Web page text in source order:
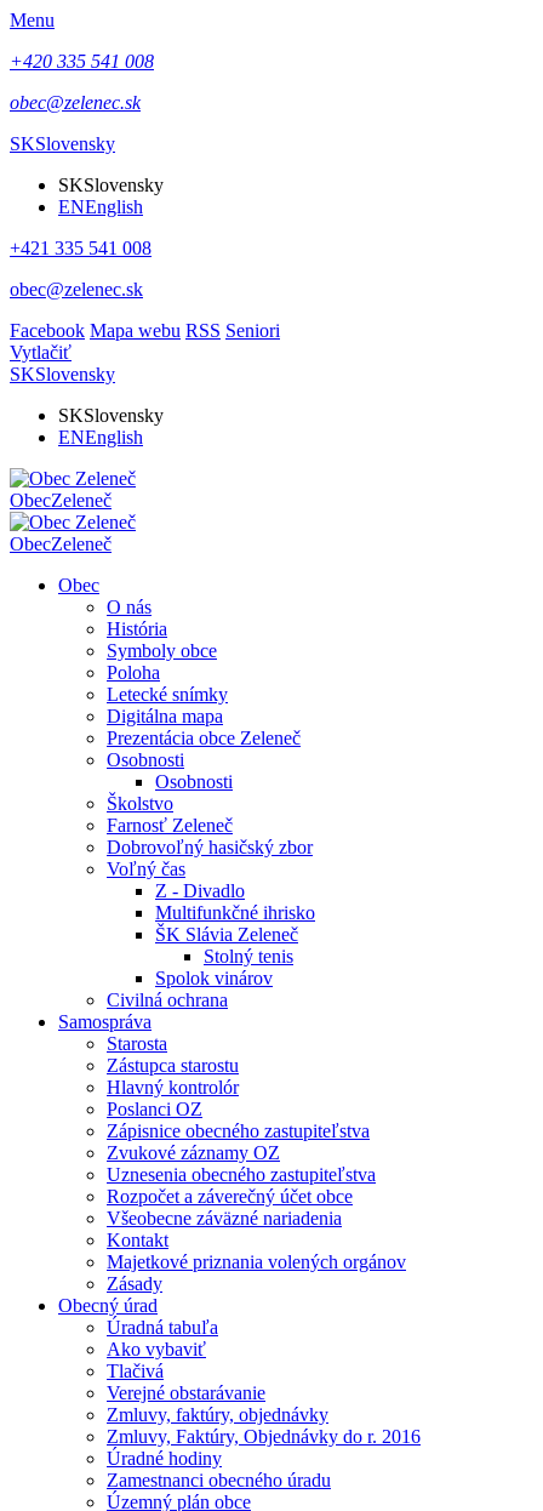
Menu
+420 335 541 008
obec@zelenec.sk
SKSlovensky
SKSlovensky
ENEnglish
+421 335 541 008
obec@zelenec.sk
Facebook Mapa webu RSS Seniori
Vytlačiť
SKSlovensky
SKSlovensky
ENEnglish
ObecZeleneč
ObecZeleneč
Obec
O nás
História
Symboly obce
Poloha
Letecké snímky
Digitálna mapa
Prezentácia obce Zeleneč
Osobnosti
Osobnosti
Školstvo
Farnosť Zeleneč
Dobrovoľný hasičský zbor
Voľný čas
Z - Divadlo
Multifunkčné ihrisko
ŠK Slávia Zeleneč
Stolný tenis
Spolok vinárov
Civilná ochrana
Samospráva
Starosta
Zástupca starostu
Hlavný kontrolór
Poslanci OZ
Zápisnice obecného zastupiteľstva
Zvukové záznamy OZ
Uznesenia obecného zastupiteľstva
Rozpočet a záverečný účet obce
Všeobecne záväzné nariadenia
Kontakt
Majetkové priznania volených orgánov
Zásady
Obecný úrad
Úradná tabuľa
Ako vybaviť
Tlačivá
Verejné obstarávanie
Zmluvy, faktúry, objednávky
Zmluvy, Faktúry, Objednávky do r. 2016
Úradné hodiny
Zamestnanci obecného úradu
Územný plán obce